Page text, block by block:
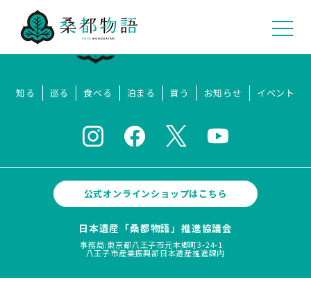
知る 巡る 食べる 泊まる 買う お知らせ イベント
公式オンラインショップはこちら
日本遺産「桑都物語」推進協議会
事務局:東京都八王子市元本郷町3-24-1
八王子市産業振興部日本遺産推進課内